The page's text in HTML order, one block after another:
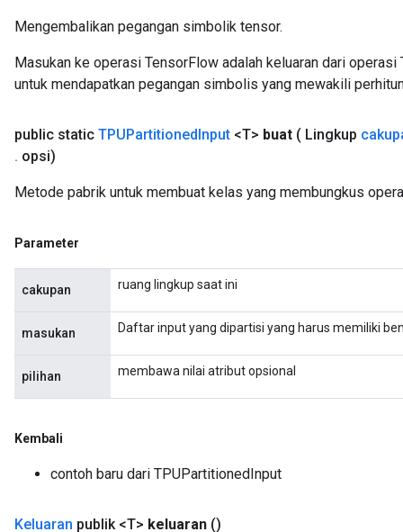
Mengembalikan pegangan simbolik tensor.
Masukan ke operasi TensorFlow adalah keluaran dari
untuk mendapatkan pegangan simbolis yang mewakili
public static TPUPartitionedInput <T> buat ( Lingkup
. opsi)
Metode pabrik untuk membuat kelas yang membungkus
Parameter
cakupan ruang lingkup saat ini
masukan Daftar input yang dipartisi yang harus memiliki
pilihan membawa nilai atribut opsional
Kembali
contoh baru dari TPUPartitionedInput
Keluaran publik <T> keluaran ()